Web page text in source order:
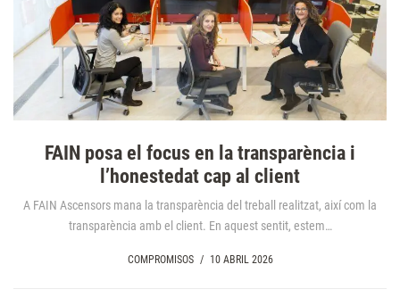
FAIN posa el focus en la transparència i
l’honestedat cap al client
A FAIN Ascensors mana la transparència del treball realitzat, així com la
transparència amb el client. En aquest sentit, estem…
COMPROMISOS / 10 ABRIL 2026